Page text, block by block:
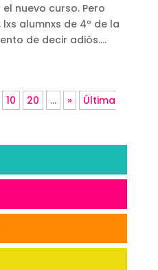
nuevo curso. Pero
alumnxs de 4º de la
de decir adiós....
10 20 ... »
Última